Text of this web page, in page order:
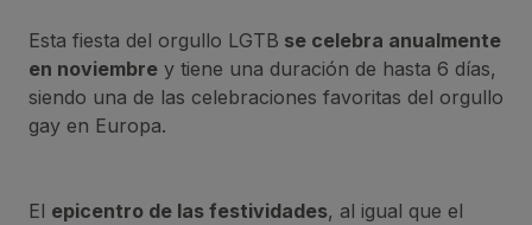
Esta fiesta del orgullo LGTB se celebra anualmente
en noviembre y tiene una duración de hasta 6 días,
siendo una de las celebraciones favoritas del orgullo
gay en Europa.
El epicentro de las festividades, al igual que el